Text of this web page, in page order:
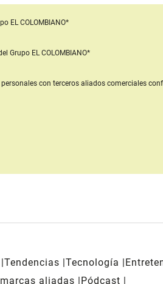
EL COLOMBIANO*
Grupo EL COLOMBIANO*
con terceros aliados comerciales
Tendencias Tecnología
aliadas
Pódcast